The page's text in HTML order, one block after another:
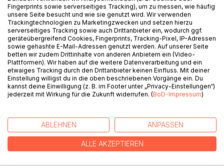
Eine etwas andere Weihnachtsgeschichte. Der Autor
nähert sich mitttels erzählerischer Betrachtungen einem
Unglück.
AUTOR/IN
REZENSIONEN
Fingerprints sowie serverseitiges Tracking), um zu messen, wie häufig
unsere Seite besucht und wie sie genutzt wird. Wir verwenden
Trackingtechnologien zu Marketingzwecken und setzen hierzu
serverseitiges Tracking sowie auch Drittanbieter ein, wodurch ggf.
geräteübergreifend Cookies, Fingerprints, Tracking-Pixel, IP-Adressen
sowie gehashte E-Mail-Adressen genutzt werden. Auf unserer Seite
betten wir zudem Drittinhalte von anderen Anbietern ein (Video-
Plattformen). Wir haben auf die weitere Datenverarbeitung und ein
etwaiges Tracking durch den Drittanbieter keinen Einfluss. Mit deiner
Einstellung willigst du in die oben beschriebenen Vorgänge ein. Du
kannst deine Einwilligung (z. B. im Footer unter „Privacy-Einstellungen“)
jederzeit mit Wirkung für die Zukunft widerrufen. (BoD-Impressum)
ABLEHNEN ANPASSEN
ALLE AKZEPTIEREN